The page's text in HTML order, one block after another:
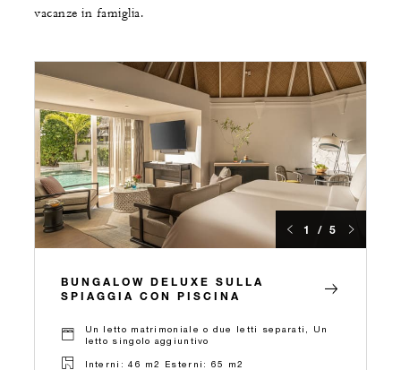
vacanze in famiglia.
1 / 5
BUNGALOW DELUXE SULLA
SPIAGGIA CON PISCINA
Un letto matrimoniale o due letti separati, Un
letto singolo aggiuntivo
Interni: 46 m2 Esterni: 65 m2